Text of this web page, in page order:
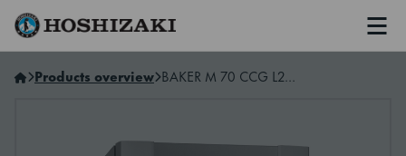
Hoshizaki Sweden
Products overview BAKER M 70 CCG L2 25E